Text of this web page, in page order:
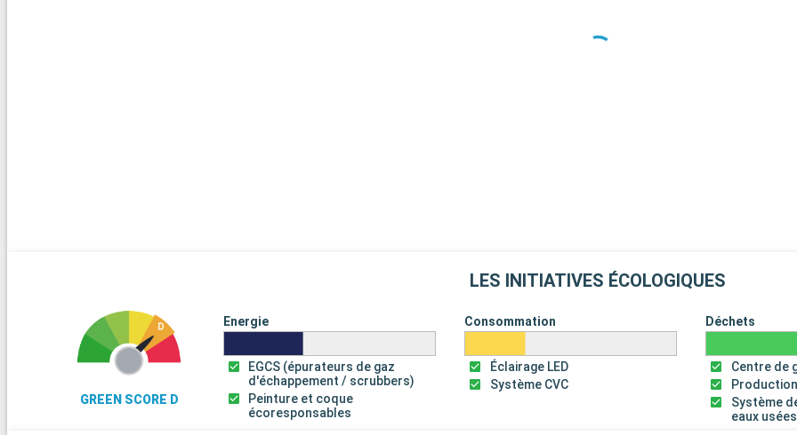
LES INITIATIVES ÉCOLOGIQUES
GREEN SCORE D
Energie
EGCS (épurateurs de gaz
d'échappement / scrubbers)
Peinture et coque
écoresponsables
Consommation
Éclairage LED
Système CVC
Déchets
Centre de
Système
eaux usées